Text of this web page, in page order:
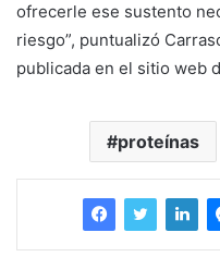
ofrecerle ese sustento
riesgo”, puntualizó
publicada en el sitio web
proteínas